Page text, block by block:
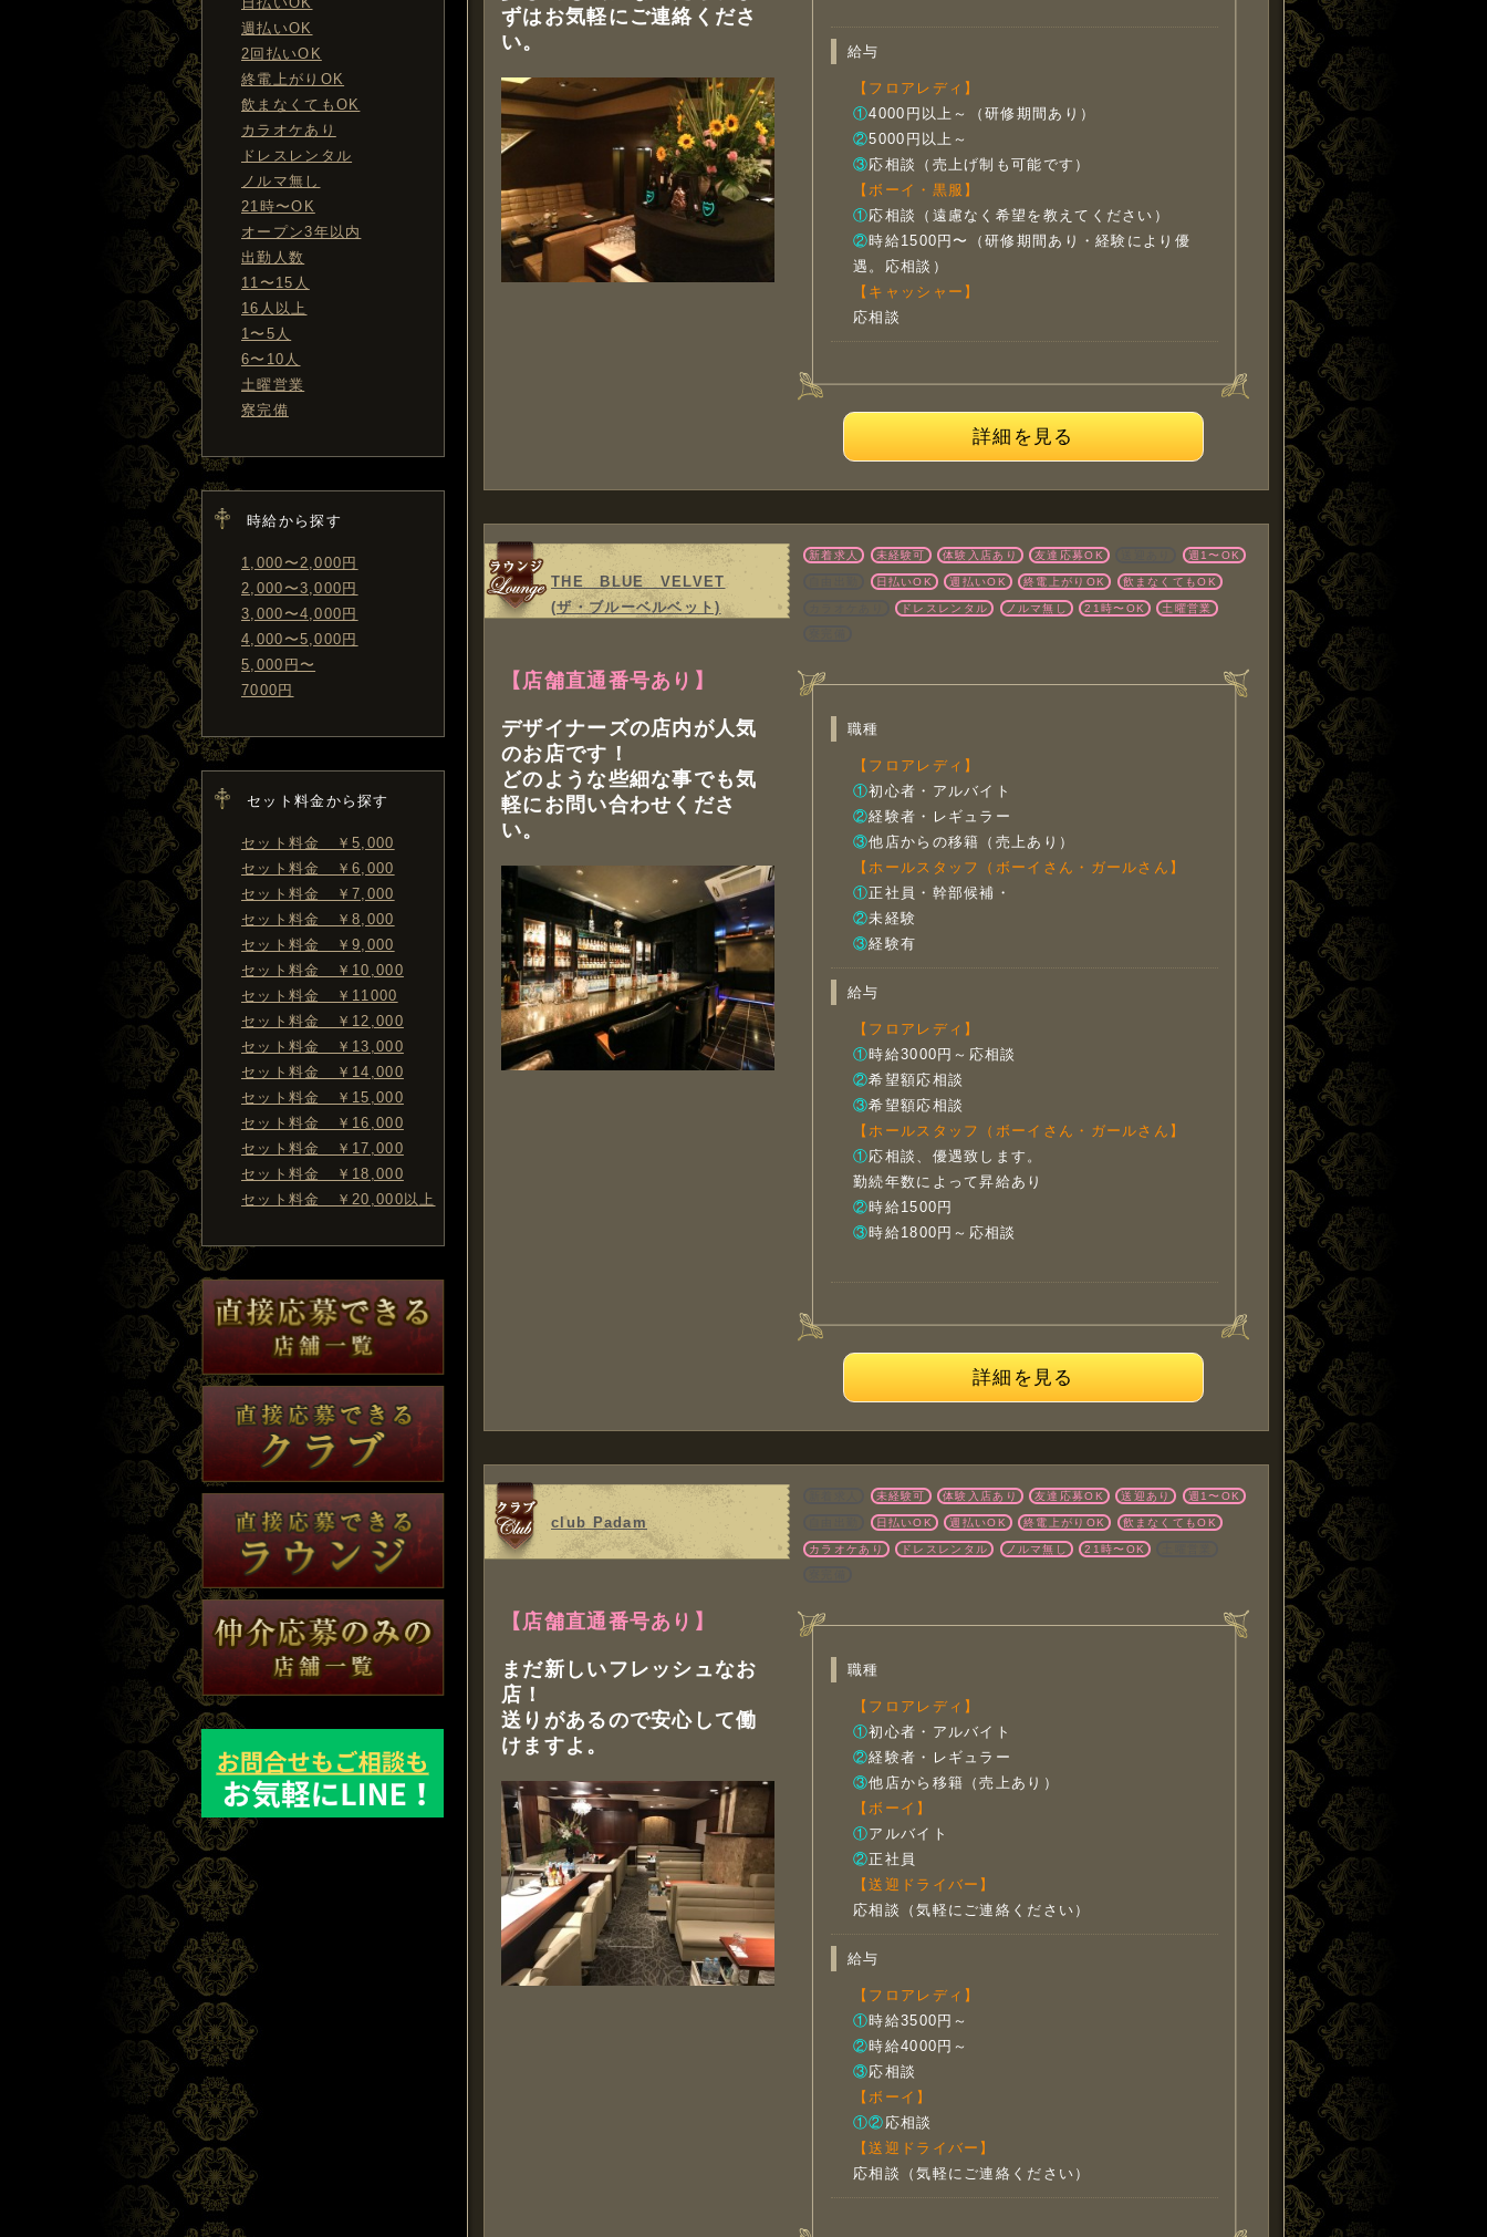
ずはお気軽にご連絡くださ
い。
給与
【フロアレディ】
①4000円以上～（研修期間あり）
②5000円以上～
③応相談（売上げ制も可能です）
【ボーイ・黒服】
①応相談（遠慮なく希望を教えてください）
②時給1500円〜（研修期間あり・経験により優
遇。応相談）
【キャッシャー】
応相談
詳細を見る
THE BLUE VELVET
(ザ・ブルーベルベット)
新着求人 未経験可 体験入店あり 友達応募OK 週1〜OK
日払いOK 週払いOK 終電上がりOK 飲まなくてもOK
ドレスレンタル ノルマ無し 21時〜OK 土曜営業
【店舗直通番号あり】
デザイナーズの店内が人気
のお店です！
どのような些細な事でも気
軽にお問い合わせくださ
い。
職種
【フロアレディ】
①初心者・アルバイト
②経験者・レギュラー
③他店からの移籍（売上あり）
【ホールスタッフ（ボーイさん・ガールさん】
①正社員・幹部候補・
②未経験
③経験有
給与
【フロアレディ】
①時給3000円～応相談
②希望額応相談
③希望額応相談
【ホールスタッフ（ボーイさん・ガールさん】
①応相談、優遇致します。
勤続年数によって昇給あり
②時給1500円
③時給1800円～応相談
詳細を見る
club Padam
未経験可 体験入店あり 友達応募OK 送迎あり 週1〜OK
日払いOK 週払いOK 終電上がりOK 飲まなくてもOK
カラオケあり ドレスレンタル ノルマ無し 21時〜OK
【店舗直通番号あり】
まだ新しいフレッシュなお
店！
送りがあるので安心して働
けますよ。
職種
【フロアレディ】
①初心者・アルバイト
②経験者・レギュラー
③他店から移籍（売上あり）
【ボーイ】
①アルバイト
②正社員
【送迎ドライバー】
応相談（気軽にご連絡ください）
給与
【フロアレディ】
①時給3500円～
②時給4000円～
③応相談
【ボーイ】
①② 応相談
【送迎ドライバー】
応相談（気軽にご連絡ください）
週払いOK
2回払いOK
終電上がりOK
飲まなくてもOK
カラオケあり
ドレスレンタル
ノルマ無し
21時〜OK
オープン3年以内
出勤人数
11〜15人
16人以上
1〜5人
6〜10人
土曜営業
寮完備
時給から探す
1,000〜2,000円
2,000〜3,000円
3,000〜4,000円
4,000〜5,000円
5,000円〜
7000円
セット料金から探す
セット料金 ￥5,000
セット料金 ￥6,000
セット料金 ￥7,000
セット料金 ￥8,000
セット料金 ￥9,000
セット料金 ￥10,000
セット料金 ￥11000
セット料金 ￥12,000
セット料金 ￥13,000
セット料金 ￥14,000
セット料金 ￥15,000
セット料金 ￥16,000
セット料金 ￥17,000
セット料金 ￥18,000
セット料金 ￥20,000以上